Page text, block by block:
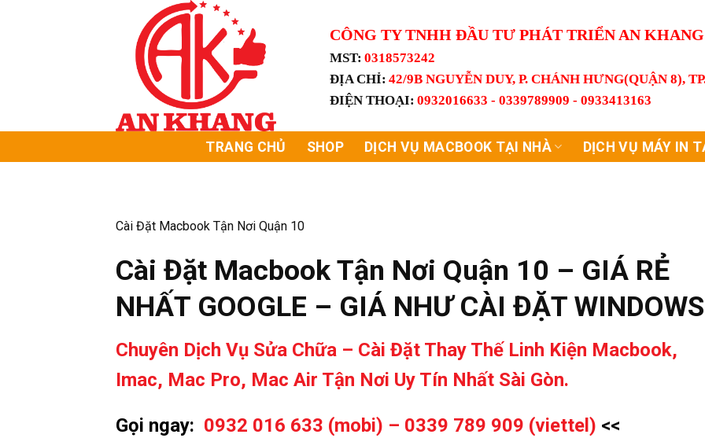
CÔNG TY TNHH ĐẦU TƯ PHÁT TRIỂN AN
MST: 0318573242
ĐỊA CHỈ: 42/9B NGUYỄN DUY, P. CHÁNH HƯNG(QUẬN 8),
ĐIỆN THOẠI: 0932016633 - 0339789909 - 0933413163
TRANG CHỦ SHOP DỊCH VỤ MACBOOK TẠI NHÀ DỊCH VỤ MÁY IN
Cài Đặt Macbook Tận Nơi Quận 10
Cài Đặt Macbook Tận Nơi Quận 10 – GIÁ RẺ
NHẤT GOOGLE – GIÁ NHƯ CÀI ĐẶT
Chuyên Dịch Vụ Sửa Chữa – Cài Đặt Thay Thế Linh Kiện Macbook,
Imac, Mac Pro, Mac Air Tận Nơi Uy Tín Nhất Sài Gòn.
Gọi ngay: 0932 016 633 (mobi) – 0339 789 909 (viettel) <<